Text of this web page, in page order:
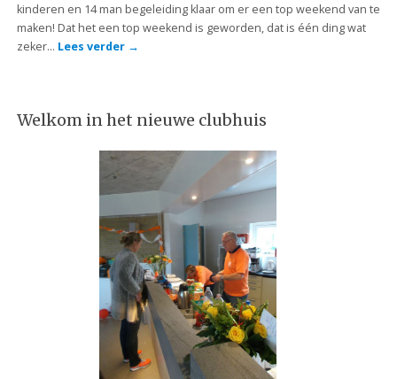
kinderen en 14 man begeleiding klaar om er een top weekend van te
maken! Dat het een top weekend is geworden, dat is één ding wat
zeker… Lees verder →
Welkom in het nieuwe clubhuis